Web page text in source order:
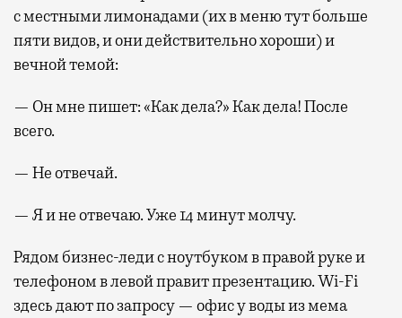
с местными лимонадами (их в меню тут больше
пяти видов, и они действительно хороши) и
вечной темой:
— Он мне пишет: «Как дела?» Как дела! После
всего.
— Не отвечай.
— Я и не отвечаю. Уже 14 минут молчу.
Рядом бизнес-леди с ноутбуком в правой руке и
телефоном в левой правит презентацию. Wi-Fi
здесь дают по запросу — офис у воды из мема